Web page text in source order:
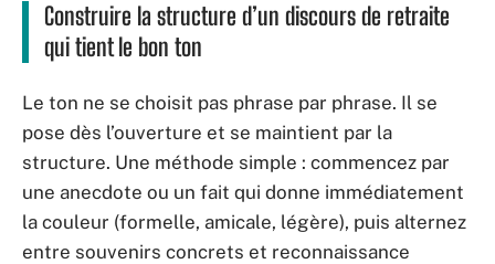
Construire la structure d’un discours de retraite
qui tient le bon ton
Le ton ne se choisit pas phrase par phrase. Il se
pose dès l’ouverture et se maintient par la
structure. Une méthode simple : commencez par
une anecdote ou un fait qui donne immédiatement
la couleur (formelle, amicale, légère), puis alternez
entre souvenirs concrets et reconnaissance